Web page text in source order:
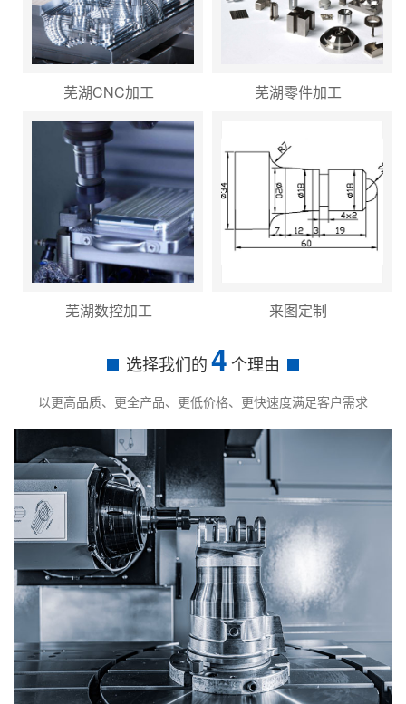
芜湖CNC加工 芜湖零件加工
芜湖数控加工 来图定制
选择我们的4个理由
以更高品质、更全产品、更低价格、更快速度满足客户需求